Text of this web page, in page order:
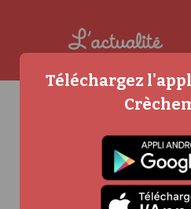
Carrière et
Crèches
Téléchargez